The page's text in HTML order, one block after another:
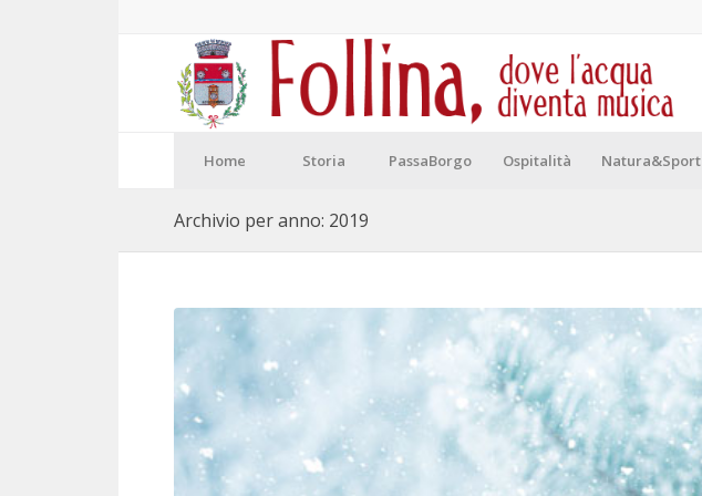
Home Storia PassaBorgo Ospitalità Natura&Sport
Archivio per anno: 2019